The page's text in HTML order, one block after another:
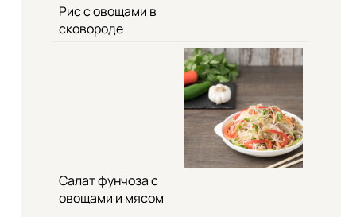
Рис с овощами в
сковороде
Салат фунчоза с
овощами и мясом